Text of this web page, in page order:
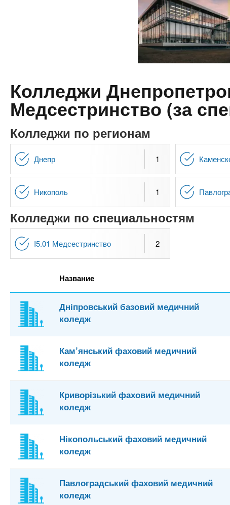
.
i
n
f
o
е
н
и
й
Колледжи
Медсестринство (за
Колледжи по регионам
Днепр 1
Никополь 1
Колледжи по специальностям
I5.01 Медсестринство 2
Название
Дніпровський базовий медичний
коледж
Кам’янський фаховий медичний
коледж
Криворізький фаховий медичний
коледж
Нікопольський фаховий медичний
коледж
Павлоградський фаховий медичний
коледж